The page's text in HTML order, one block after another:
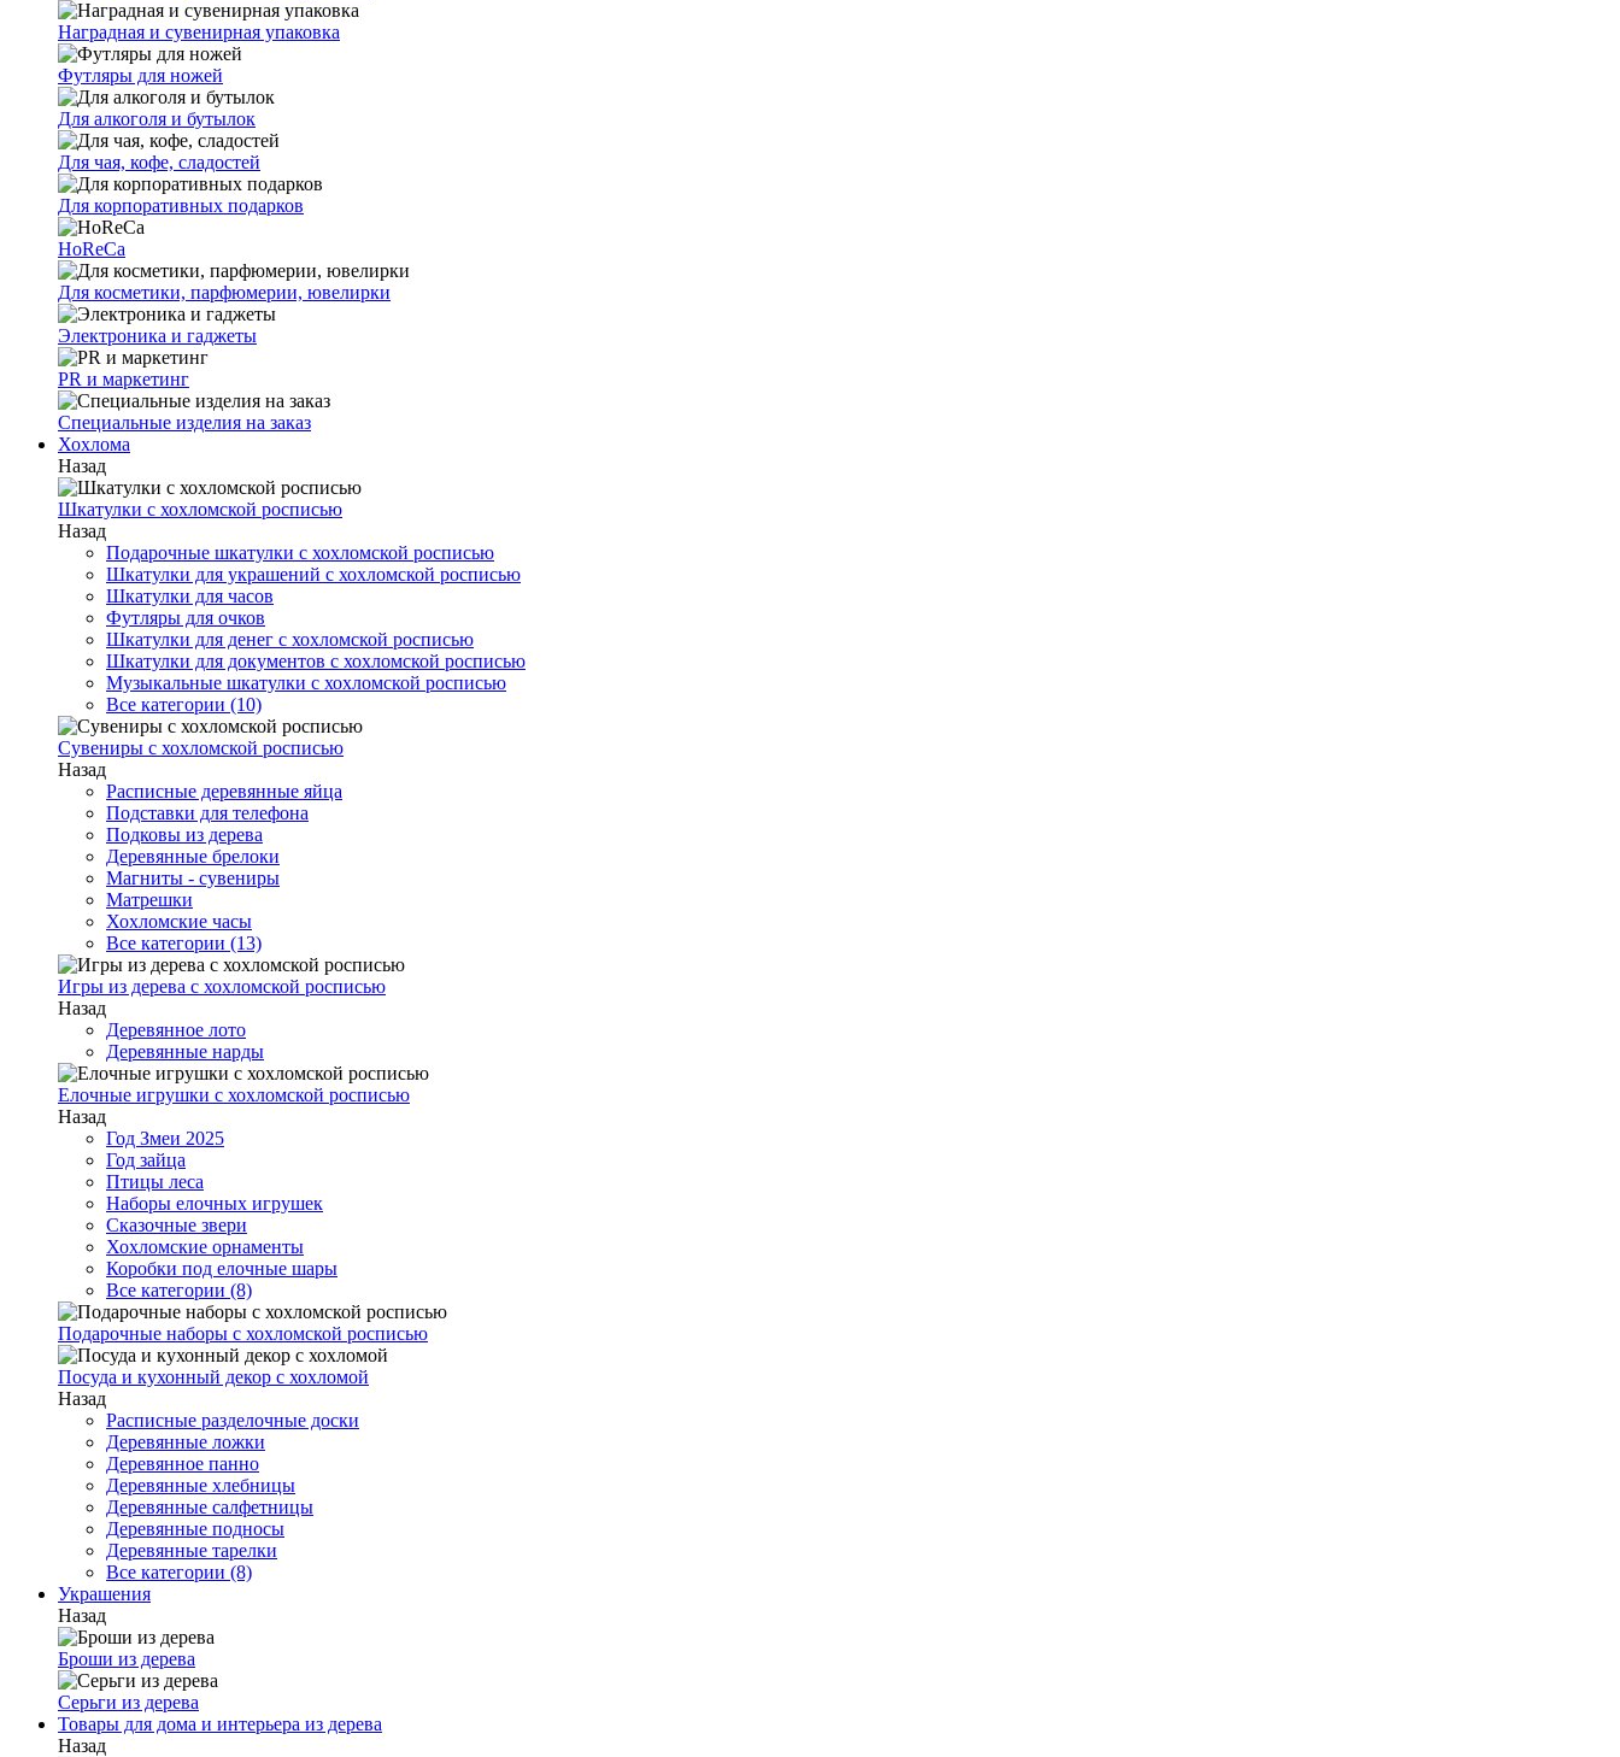
Наградная и сувенирная упаковка
Футляры для ножей
Для алкоголя и бутылок
Для чая, кофе, сладостей
Для корпоративных подарков
HoReCa
Для косметики, парфюмерии, ювелирки
Электроника и гаджеты
PR и маркетинг
Специальные изделия на заказ
Хохлома
Назад
Шкатулки с хохломской росписью
Назад
Подарочные шкатулки с хохломской росписью
Шкатулки для украшений с хохломской росписью
Шкатулки для часов
Футляры для очков
Шкатулки для денег с хохломской росписью
Шкатулки для документов с хохломской росписью
Музыкальные шкатулки с хохломской росписью
Все категории (10)
Сувениры с хохломской росписью
Назад
Расписные деревянные яйца
Подставки для телефона
Подковы из дерева
Деревянные брелоки
Магниты - сувениры
Матрешки
Хохломские часы
Все категории (13)
Игры из дерева с хохломской росписью
Назад
Деревянное лото
Деревянные нарды
Елочные игрушки с хохломской росписью
Назад
Год Змеи 2025
Год зайца
Птицы леса
Наборы елочных игрушек
Сказочные звери
Хохломские орнаменты
Коробки под елочные шары
Все категории (8)
Подарочные наборы с хохломской росписью
Посуда и кухонный декор с хохломой
Назад
Расписные разделочные доски
Деревянные ложки
Деревянное панно
Деревянные хлебницы
Деревянные салфетницы
Деревянные подносы
Деревянные тарелки
Все категории (8)
Украшения
Назад
Броши из дерева
Серьги из дерева
Товары для дома и интерьера из дерева
Назад